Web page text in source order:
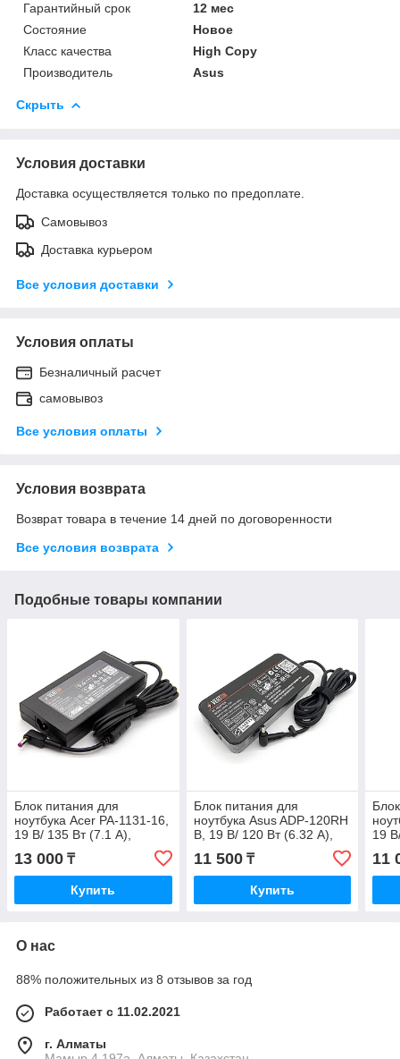
Гарантийный срок
12 мес
Состояние
Новое
Класс качества
High Copy
Производитель
Asus
Скрыть
Условия доставки
Доставка осуществляется только по предоплате.
Самовывоз
Доставка курьером
Все условия доставки
Условия оплаты
Безналичный расчет
самовывоз
Все условия оплаты
Условия возврата
Возврат товара в течение 14 дней по договоренности
Все условия возврата
Подобные товары компании
Блок питания для
ноутбука Acer PA-1131-16,
19 В/ 135 Вт (7.1 А),
5.5/1.7 мм, Slim, Verton
13 000 ₸
Купить
Блок питания для
ноутбука Asus ADP-120RH
B, 19 В/ 120 Вт (6.32 А),
11 500₸
Купить
19
11
О нас
88% положительных из 8 отзывов за год
Работает с 11.02.2021
г. Алматы